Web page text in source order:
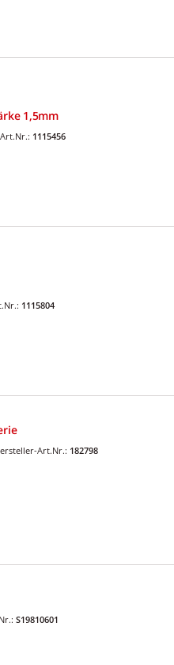
1,5mm
1115456
1115804
Art.Nr.: 182798
S19810601